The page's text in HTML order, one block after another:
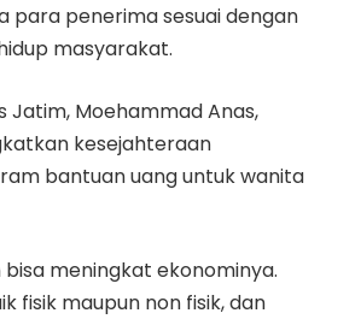
para penerima sesuai dengan
masyarakat.
Jatim, Moehammad Anas,
kesejahteraan
bantuan uang untuk wanita
meningkat ekonominya.
fisik maupun non fisik, dan